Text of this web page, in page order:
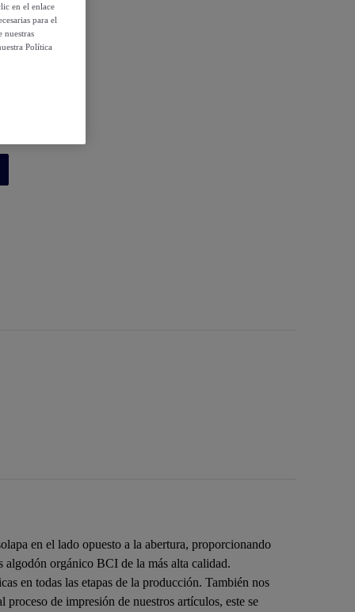
en el lado opuesto a la abertura, proporcionando
algodón orgánico BCI de la más alta calidad.
en todas las etapas de la producción. También nos
de impresión de nuestros artículos, este se
en el enlace
para el
nuestras
Política